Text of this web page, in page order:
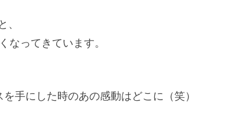
、
なってきています。
手にした時のあの感動はどこに（笑）